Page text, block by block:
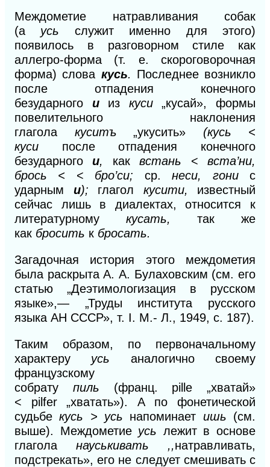
Междометие натравливания собак
(а усь служит именно для этого)
появилось в разговорном стиле как
аллегро-форма (т. е. скороговорочная
форма) слова кусь. Последнее возникло
после отпадения конечного
безударного и из куси„кусай», формы
повелительного наклонения
глагола куситъ „укусить» (кусь <
куси после отпадения конечного
безударногои, каквстань <вста’ни,
брось < < бро’си; ср.неси, гонис
ударным и); глагол кусити, известный
сейчас лишь в диалектах, относится к
литературному кусать, так же
как бросить к бросать.
Загадочная история этого междометия
была раскрытаА. А. Булаховским (см. его
статью „Деэтимологизация в русском
языке»,— „Труды института русского
языка АН СССР», т. I. М.- Л., 1949, с. 187).
Таким образом, по первоначальному
характеру усь аналогично своему
французскому
собрату пиль (франц. pille „хватай»
< pilfer„хватать»). А по фонетической
судьбекусь > усь напоминает ишь (см.
выше). Междометие усь лежит в основе
глагола науськивать ,,натравливать,
подстрекать», его не следует смешивать с